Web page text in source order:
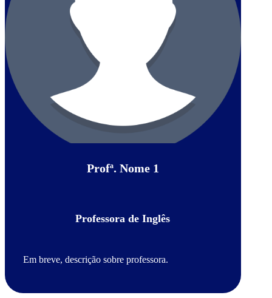
Profª. Nome 1
Professora de Inglês
Em breve, descrição sobre professora.